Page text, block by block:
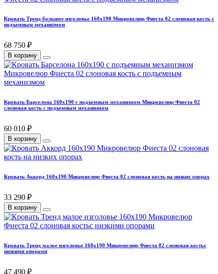
Кровать Тренд большое изголовье 160х190 Микровелюр Фиеста 02 слоновая кость с
подъемным механизмом
68 750 ₽
В корзину
Кровать Барселона 160х190 с подъемным механизмом Микровелюр Фиеста 02
слоновая кость с подъемным механизмом
60 010 ₽
В корзину
Кровать Аккорд 160х190 Микровелюр Фиеста 02 слоновая кость на низких опорах
33 290 ₽
В корзину
Кровать Тренд малое изголовье 160х190 Микровелюр Фиеста 02 слоновая костьс
низкими опорами
47 490 ₽